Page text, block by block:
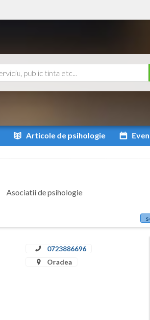
Articole de psihologie
Asociatii de psihologie
0723886696
Oradea